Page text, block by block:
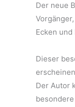
Der neue
Ecken
Dieser
Der Autor